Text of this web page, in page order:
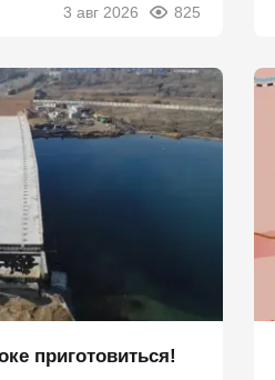
3 авг 2026 825
приготовиться!